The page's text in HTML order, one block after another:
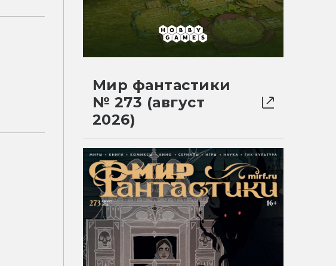
Мир фантастики
№ 273 (август
2026)